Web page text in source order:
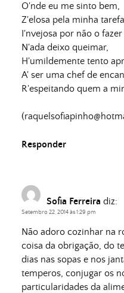
O'nde eu me sinto bem,
Z'elosa pela minha
I'nvejosa por não o
N'ada deixo queimar,
H'umildemente tento
A' ser uma chef de
R'espeitando quem a
(
Responder
Sofia Ferreira diz:
Setembro 22, 2014 às 1:29 pm
Não adoro cozinhar na
coisa da obrigação, do
dias nas sopas e nos
temperos, conjugar os
particularidades da